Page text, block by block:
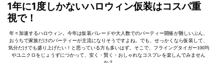
1年に1度しかないハロウィン仮装はコスパ重
視で！
年々加速するハロウィン。今年は仮装パレードや大人数でのパーティー開催が難しいぶん、
おうちで家族だけのパーティーが主流になりそうですよね。でも、せっかくなら仮装して、
気分だけでも盛り上げたい！と思っている方も多いはず。そこで、フライングタイガー100均
やユニクロをじょうずにつかって、安く・賢く・おしゃれなコスプレを楽しんでみません